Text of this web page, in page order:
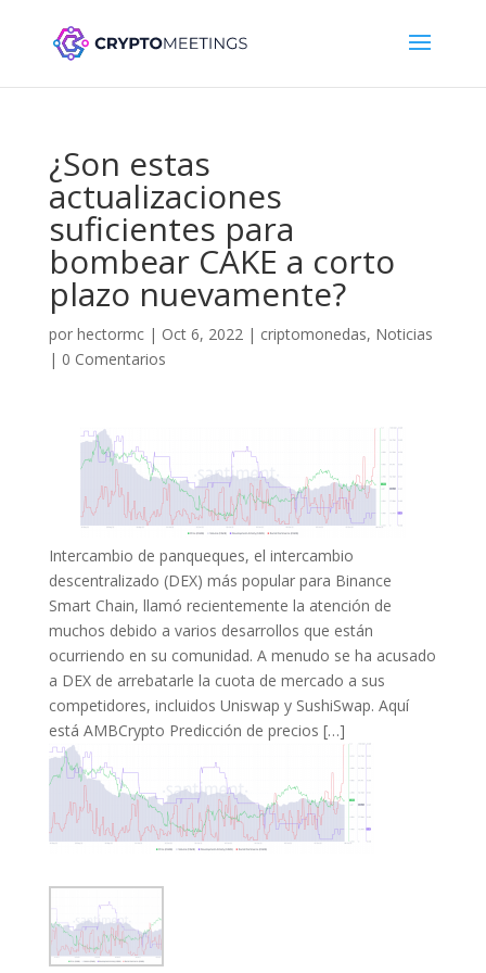
¿Son estas
actualizaciones
suficientes para
bombear CAKE a corto
plazo nuevamente?
por hectormc| Oct 6, 2022| criptomonedas, Noticias
| 0 Comentarios
Intercambio de panqueques, el intercambio
descentralizado (DEX) más popular para Binance
Smart Chain, llamó recientemente la atención de
muchos debido a varios desarrollos que están
ocurriendo en su comunidad. A menudo se ha acusado
a DEX de arrebatarle la cuota de mercado a sus
competidores, incluidos Uniswap y SushiSwap. Aquí
está AMBCrypto Predicción de precios […]